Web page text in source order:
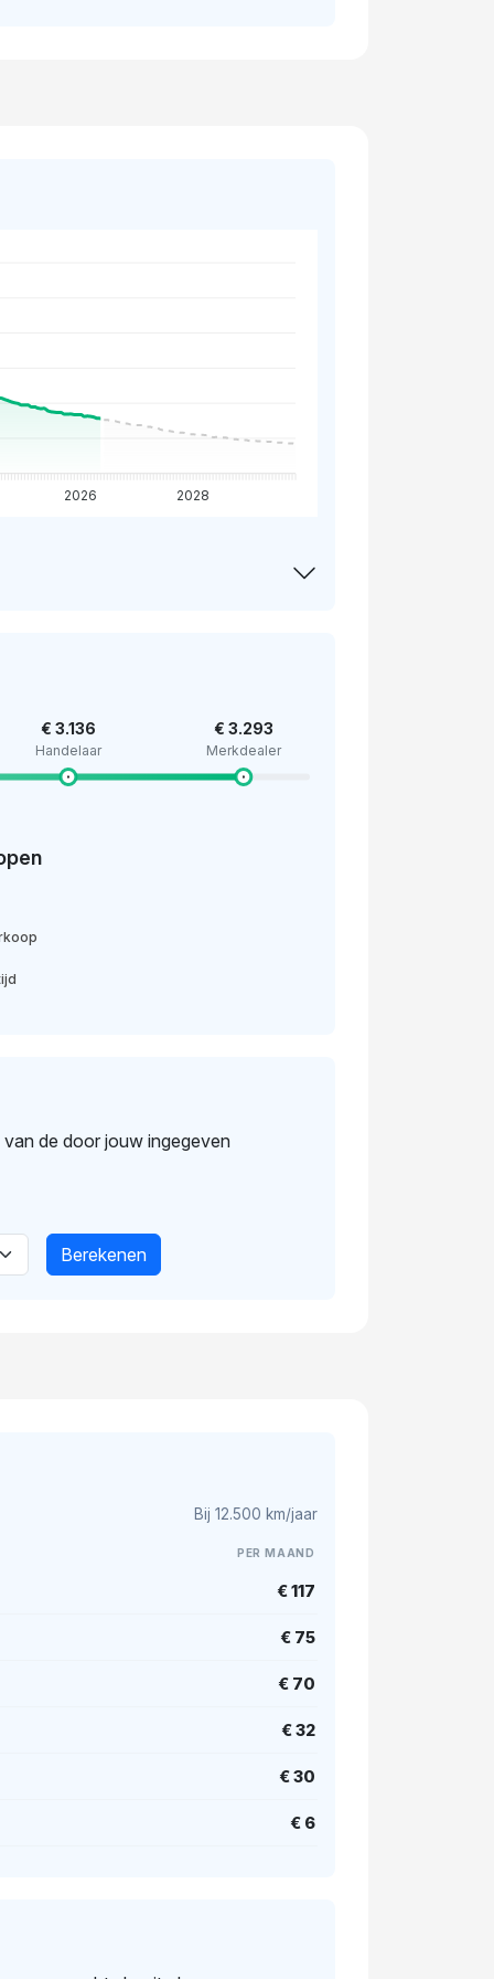
2026 2028
€ 3.136
Handelaar
€ 3.293
Merkdealer
de door jouw ingegeven
Berekenen
Bij 12.500 km/jaar
PER MAAND
€ 117
€ 75
€ 70
€ 32
€ 30
€ 6